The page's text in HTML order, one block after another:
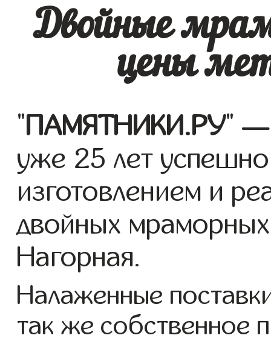
Двойные
цены
"ПАМЯТНИКИ.РУ" —
уже 25 лет
изготовлением и
двойных
Нагорная.
Налаженные
так же собственное